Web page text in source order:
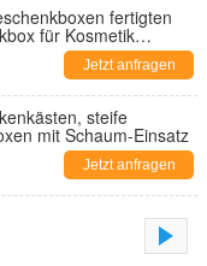
fertigten
für Kosmetik
Jetzt anfragen
steife
mit Schaum-Einsatz
Jetzt anfragen